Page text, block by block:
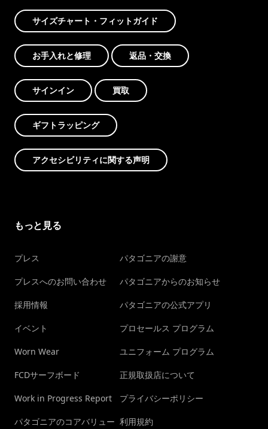
サイズチャート・フィットガイド
お手入れと修理 返品・交換
サインイン 買取
ギフトラッピング
アクセシビリティに関する声明
もっと見る
プレス
プレスへのお問い合わせ
採用情報
イベント
Worn Wear
FCDサーフボード
Work in Progress Report
パタゴニアのコアバリュー
パタゴニアの謝意
パタゴニアからのお知らせ
パタゴニアの公式アプリ
プロセールス プログラム
ユニフォーム プログラム
正規取扱店について
プライバシーポリシー
利用規約